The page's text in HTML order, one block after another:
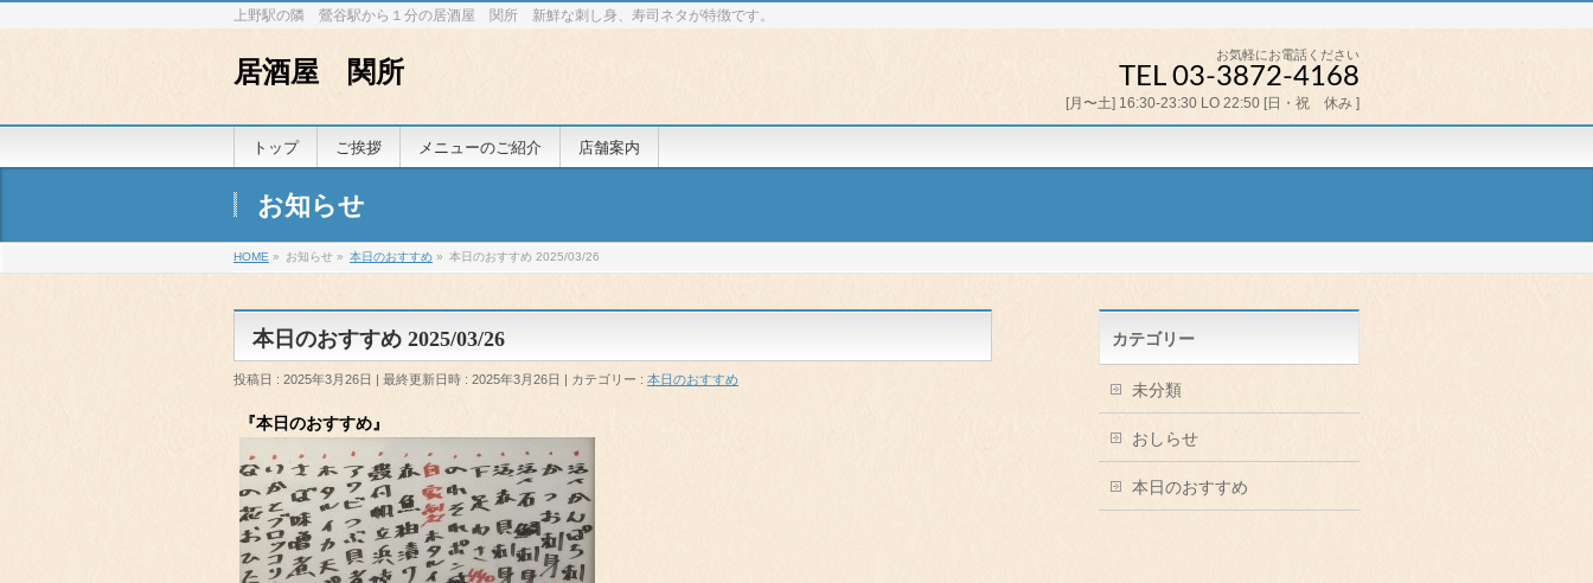
上野駅の隣 鶯谷駅から１分の居酒屋 関所 新鮮な刺し身、寿司ネタが特徴です。
居酒屋 関所
お気軽にお電話ください
TEL 03-3872-4168
[月〜土] 16:30-23:30 LO 22:50 [日・祝 休み ]
トップ ご挨拶 メニューのご紹介 店舗案内
お知らせ
HOME » お知らせ » 本日のおすすめ » 本日のおすすめ 2025/03/26
本日のおすすめ 2025/03/26
投稿日 : 2025年3月26日 最終更新日時 : 2025年3月26日 カテゴリー : 本日のおすすめ
『本日のおすすめ』
カテゴリー
未分類
おしらせ
本日のおすすめ